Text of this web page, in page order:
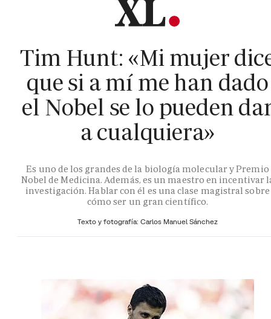
Tim Hunt: «Mi mujer
que si a mí me han dado
el Nobel se lo pueden
a cualquiera»
Es uno de los grandes de la biología molecular y Premio
Nobel de Medicina. Además, es un maestro en incentivar
investigación. Hablar con él es una clase magistral sobre
cómo ser un gran científico.
Texto y fotografía: Carlos Manuel Sánchez